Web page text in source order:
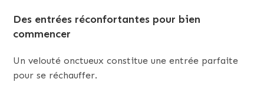
Des entrées réconfortantes pour bien
commencer
Un velouté onctueux constitue une entrée parfaite
pour se réchauffer.